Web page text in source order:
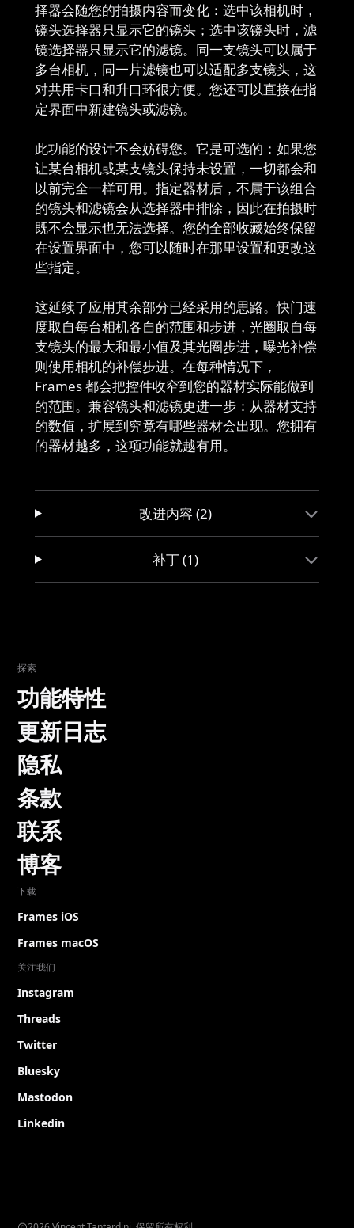
择器会随您的拍摄内容而变化：选中该相机时，
镜头选择器只显示它的镜头；选中该镜头时，滤
镜选择器只显示它的滤镜。同一支镜头可以属于
多台相机，同一片滤镜也可以适配多支镜头，这
对共用卡口和升口环很方便。您还可以直接在指
定界面中新建镜头或滤镜。
此功能的设计不会妨碍您。它是可选的：如果您
让某台相机或某支镜头保持未设置，一切都会和
以前完全一样可用。指定器材后，不属于该组合
的镜头和滤镜会从选择器中排除，因此在拍摄时
既不会显示也无法选择。您的全部收藏始终保留
在设置界面中，您可以随时在那里设置和更改这
些指定。
这延续了应用其余部分已经采用的思路。快门速
度取自每台相机各自的范围和步进，光圈取自每
支镜头的最大和最小值及其光圈步进，曝光补偿
则使用相机的补偿步进。在每种情况下，
Frames 都会把控件收窄到您的器材实际能做到
的范围。兼容镜头和滤镜更进一步：从器材支持
的数值，扩展到究竟有哪些器材会出现。您拥有
的器材越多，这项功能就越有用。
改进内容 (2)
补丁 (1)
探索
功能特性
更新日志
隐私
条款
联系
博客
下载
Frames iOS
Frames macOS
关注我们
Instagram
Threads
Twitter
Bluesky
Mastodon
Linkedin